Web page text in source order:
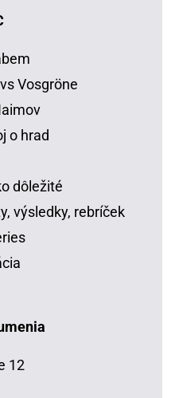
Vosgröne
o hrad
dôležité
výsledky, rebríček
12